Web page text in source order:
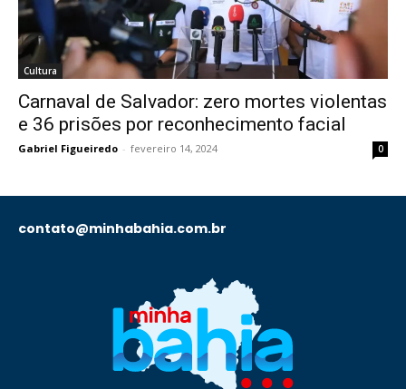
Cultura
Carnaval de Salvador: zero mortes violentas
e 36 prisões por reconhecimento facial
Gabriel Figueiredo - fevereiro 14, 2024 0
contato@minhabahia.com.br